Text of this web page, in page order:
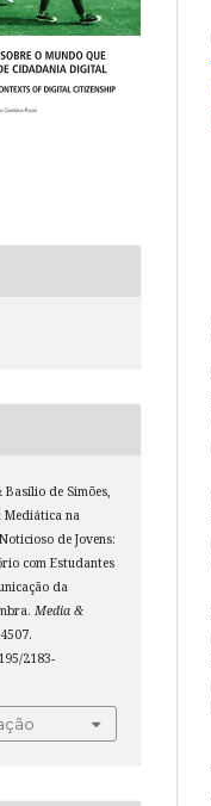
de Simões,
Mediática na
de Jovens:
com Estudantes
da
Media &
2183-